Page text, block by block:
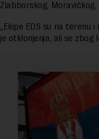
Zlatiborskog,
„Ekipe EDS su na terenu
je otklonjenja, ali se zbog